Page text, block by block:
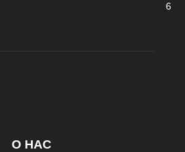
6
О НАС